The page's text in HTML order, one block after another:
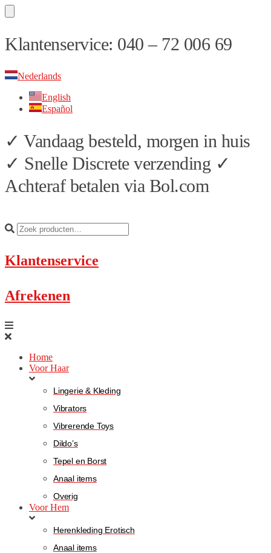
Skip
to
Skip
to
Klantenservice: 040 – 72 006 69
Nederlands
English
Español
✓ Vandaag besteld, morgen in huis
✓ Snelle Discrete verzending ✓
Achteraf betalen via Bol.com
Klantenservice
Afrekenen
Home
Voor Haar
Lingerie & Kleding
Vibrators
Vibrerende Toys
Dildo’s
Tepel en Borst
Anaal items
Overig
Voor Hem
Herenkleding Erotisch
Anaal items